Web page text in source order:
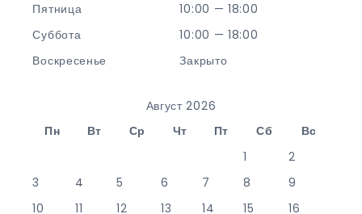
Пятница
10:00 — 18:00
Суббота
10:00 — 18:00
Воскресенье
Закрыто
Август 2026
Пн
Вт Ср Чт Пт Сб
Вс
1
2
3
4 5 6 7 8
9
10
11 12 13 14 15
16